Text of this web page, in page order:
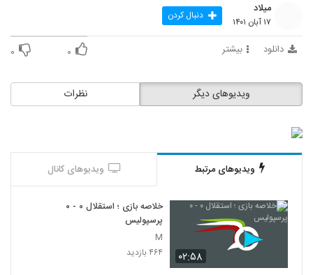
میلاد
۱۷ آبان ۱۴۰۱ دنبال کردن
دانلود بیشتر ۰ ۰
نظرات ویدیوهای دیگر
ویدیوهای مرتبط ویدیوهای کانال
۰۲:۵۸
خلاصه بازی ؛ استقلال ۰ - ۰
پرسپولیس
M
۴۶۴ بازدید